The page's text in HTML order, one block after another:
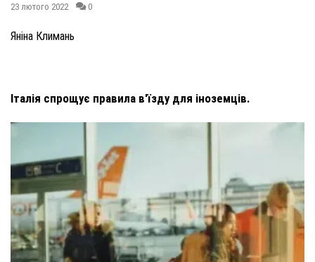
23 лютого 2022 0
Яніна Климань
Італія спрощує правила в'їзду для іноземців.